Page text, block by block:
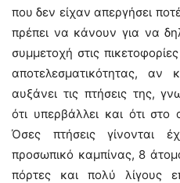
που δεν είχαν απεργήσει
πρέπει να κάνουν για να
συμμετοχή στις
αποτελεσματικότητας, αν
αυξάνει τις πτήσεις της,
ότι υπερβάλλει και ότι στο
Όσες πτήσεις γίνονται
προσωπικό καμπίνας, 8
πόρτες και πολύ λίγους